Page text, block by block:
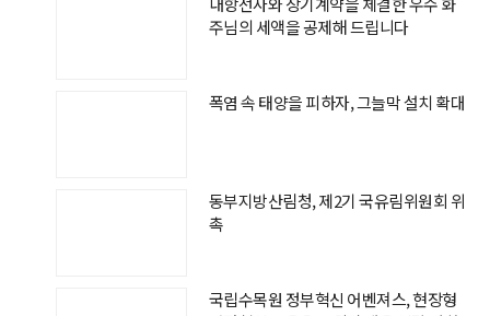
주님의 세액을 공제해 드립니다
폭염 속 태양을 피하자, 그늘막 설치 확대
동부지방산림청, 제2기 국유림위원회 위
촉
국립수목원 정부혁신 어벤져스, 현장형